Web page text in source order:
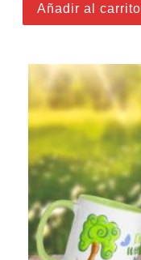
Añadir al carrito